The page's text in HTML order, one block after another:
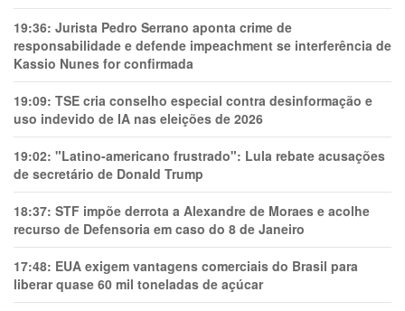
19:36: Jurista Pedro Serrano aponta crime de
responsabilidade e defende impeachment se interferência de
Kassio Nunes for confirmada
19:09: TSE cria conselho especial contra desinformação e
uso indevido de IA nas eleições de 2026
19:02: "Latino-americano frustrado": Lula rebate acusações
de secretário de Donald Trump
18:37: STF impõe derrota a Alexandre de Moraes e acolhe
recurso de Defensoria em caso do 8 de Janeiro
17:48: EUA exigem vantagens comerciais do Brasil para
liberar quase 60 mil toneladas de açúcar